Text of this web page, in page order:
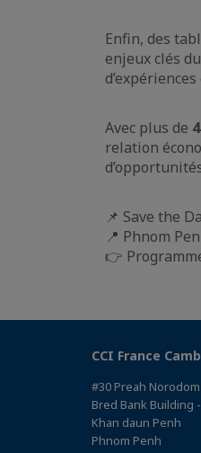
Enfin, des
enjeux clés
Avec plus de
relation
📌 Save the
📍 Phnom
👉
CCI France
#30 Preah
Bred Bank Building
Khan daun Penh
Phnom Penh